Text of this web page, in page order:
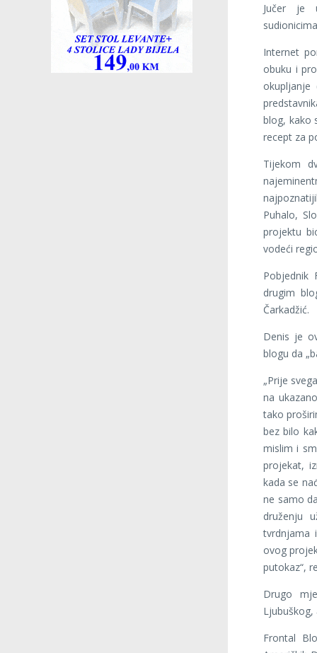
Jučer je
Internet
obuku i
okupljanje
blog, kako
recept za
Tijekom
Puhalo,
projektu
vodeći
Pobjednik
drugim
Čarkadžić.
Denis je
blogu da
„Prije
na
tako
bez bilo
mislim i
projekat,
kada se
ne samo
druženju
tvrdnjama
ovog
putokaz“,
Drugo
Ljubuškog,
Frontal